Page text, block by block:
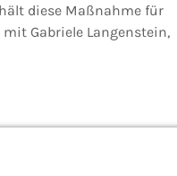
diese Maßnahme für
Gabriele Langenstein,